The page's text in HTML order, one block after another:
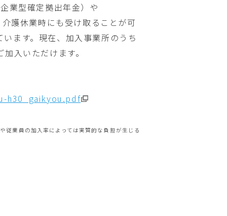
業型確定拠出年金）や
護休業時にも受け取ることが可
ます。現在、加入事業所のうち
入いただけます。
h30_gaikyou.pdf
業員の加入率によっては実質的な負担が生じる